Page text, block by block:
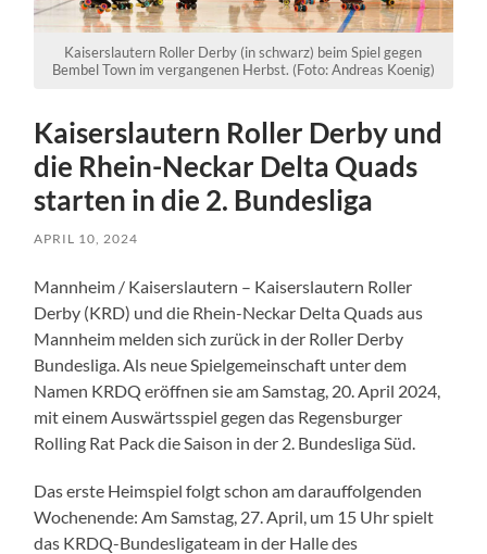
Kaiserslautern Roller Derby (in schwarz) beim Spiel gegen
Bembel Town im vergangenen Herbst. (Foto: Andreas Koenig)
Kaiserslautern Roller Derby und
die Rhein-Neckar Delta Quads
starten in die 2. Bundesliga
APRIL 10, 2024
Mannheim / Kaiserslautern – Kaiserslautern Roller
Derby (KRD) und die Rhein-Neckar Delta Quads aus
Mannheim melden sich zurück in der Roller Derby
Bundesliga. Als neue Spielgemeinschaft unter dem
Namen KRDQ eröffnen sie am Samstag, 20. April 2024,
mit einem Auswärtsspiel gegen das Regensburger
Rolling Rat Pack die Saison in der 2. Bundesliga Süd.
Das erste Heimspiel folgt schon am darauffolgenden
Wochenende: Am Samstag, 27. April, um 15 Uhr spielt
das KRDQ-Bundesligateam in der Halle des